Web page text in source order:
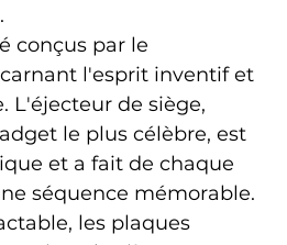
conçus par le
l'esprit inventif et
L'éjecteur de siège,
le plus célèbre, est
et a fait de chaque
séquence mémorable.
les plaques